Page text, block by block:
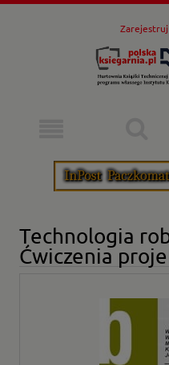
Zarejestruj
Technologia
Ćwiczenia